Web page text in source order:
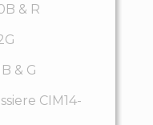
& R
& G
CIM14-